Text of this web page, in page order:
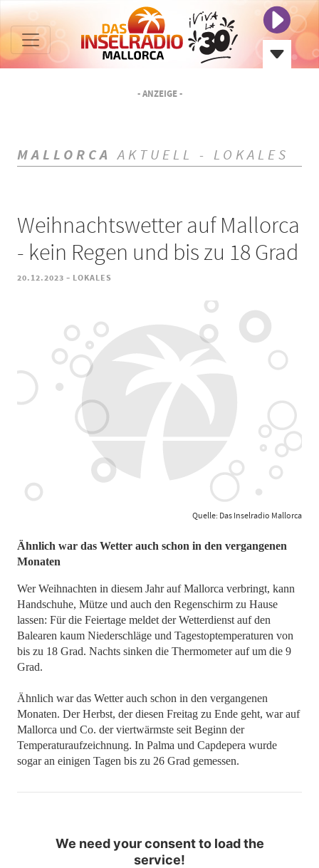
- ANZEIGE -
MALLORCA AKTUELL - LOKALES
Weihnachtswetter auf Mallorca
- kein Regen und bis zu 18 Grad
20.12.2023 - LOKALES
Quelle: Das Inselradio Mallorca
​​​​​​​Ähnlich war das Wetter auch schon in den vergangenen
Monaten
Wer Weihnachten in diesem Jahr auf Mallorca verbringt, kann
Handschuhe, Mütze und auch den Regenschirm zu Hause
lassen: Für die Feiertage meldet der Wetterdienst auf den
Balearen kaum Niederschläge und Tagestoptemperaturen von
bis zu 18 Grad. Nachts sinken die Thermometer auf um die 9
Grad.
Ähnlich war das Wetter auch schon in den vergangenen
Monaten. Der Herbst, der diesen Freitag zu Ende geht, war auf
Mallorca und Co. der viertwärmste seit Beginn der
Temperaturaufzeichnung. In Palma und Capdepera wurde
sogar an einigen Tagen bis zu 26 Grad gemessen.
We need your consent to load the
service!